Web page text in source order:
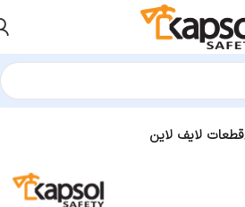
قطعات لایف لاین